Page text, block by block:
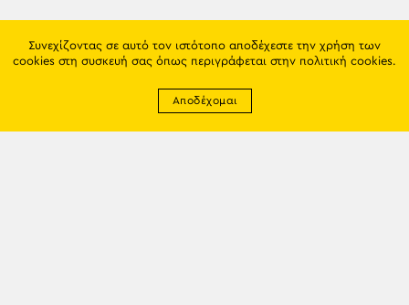
Συνεχίζοντας σε αυτό τον ιστότοπο αποδέχεστε την χρήση των
cookies στη συσκευή σας όπως περιγράφεται στην πολιτική cookies.
Αποδέχομαι